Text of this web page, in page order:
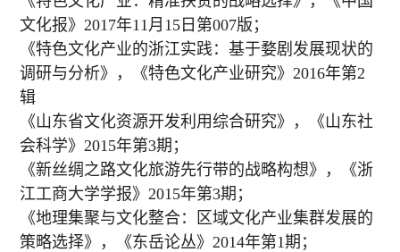
文化报》2017年11月15日第007版；
《特色文化产业的浙江实践：基于婺剧发展现状的
调研与分析》，《特色文化产业研究》2016年第2
辑
《山东省文化资源开发利用综合研究》，《山东社
会科学》2015年第3期；
《新丝绸之路文化旅游先行带的战略构想》，《浙
江工商大学学报》2015年第3期；
《地理集聚与文化整合：区域文化产业集群发展的
策略选择》，《东岳论丛》2014年第1期；